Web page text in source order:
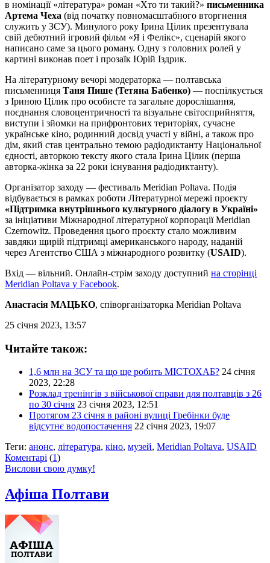
в номінації «література» роман «Хто ти такий?» письменника
Артема Чеха (від початку повномасштабного вторгнення
служить у ЗСУ). Минулого року Ірина Цілик презентувала
свій дебютний ігровий фільм «Я і Фелікс», сценарій якого
написано саме за цього роману. Одну з головних ролей у
картині виконав поет і прозаїк Юрій Іздрик.
На літературному вечорі модераторка — полтавська
письменниця Таня Пише (Тетяна Бабенко) — поспілкується
з Іриною Цілик про особисте та загальне дорослішання,
поєднання словоцентричності та візуальне світосприйняття,
виступи і зйомки на прифронтових територіях, сучасне
українське кіно, родинний досвід участі у війні, а також про
дім, який став центрально темою радіодиктанту Національної
єдності, авторкою тексту якого стала Ірина Цілик (перша
авторка-жінка за 22 роки існування радіодиктанту).
Організатор заходу — фестиваль Meridian Poltava. Подія
відбувається в рамках роботи Літературної мережі проєкту
«Підтримка внутрішнього культурного діалогу в Україні»
за ініціативи Міжнародної літературної корпорації Meridian
Czernowitz. Проведення цього проєкту стало можливим
завдяки щирій підтримці американського народу, наданій
через Агентство США з міжнародного розвитку (USAID).
Вхід — вільний. Онлайн-стрім заходу доступний на сторінці
Meridian Poltava у Facebook.
Анастасія МАЦЬКО, співорганізаторка Meridian Poltava
25 січня 2023, 13:57
Читайте також:
1,6 млн на ЗСУ та що ще робить МІСТОХАБ? 24 січня
2023, 22:28
Розклад тренінгів з військової справи для полтавців з 26
по 30 січня 23 січня 2023, 12:51
Протягом 23 січня в районі вулиці Гребінки буде
відсутнє водопостачення 22 січня 2023, 19:07
Теги: анонс, література, кіно, музей, Meridian Poltava, USAID
Коментарі (1)
Вислови свою думку!
Афіша Полтави